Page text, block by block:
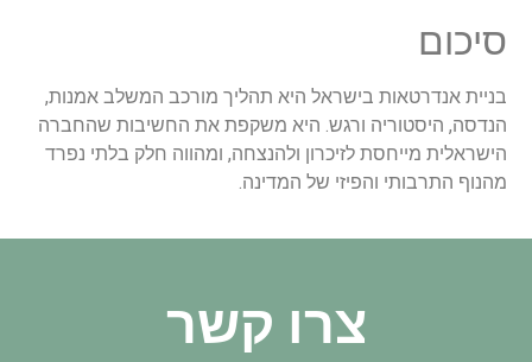
סיכום
בניית אנדרטאות בישראל היא תהליך מורכב המשלב אמנות,
הנדסה, היסטוריה ורגש. היא משקפת את החשיבות שהחברה
הישראלית מייחסת לזיכרון ולהנצחה, ומהווה חלק בלתי נפרד
מהנוף התרבותי והפיזי של המדינה.
צרו קשר